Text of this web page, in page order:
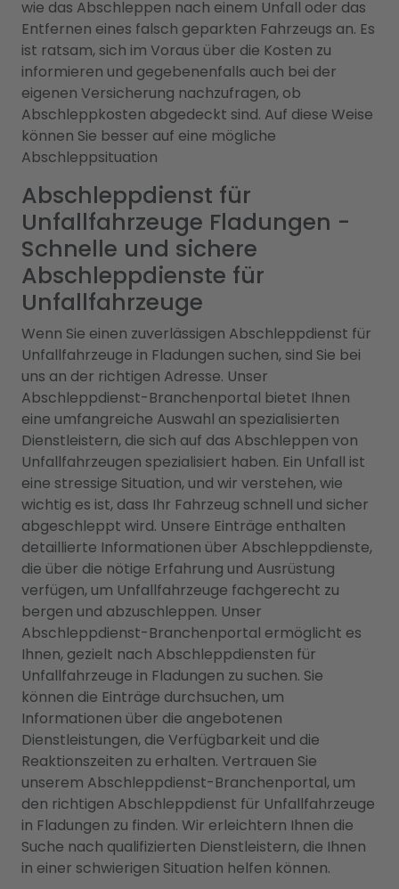
wie das Abschleppen nach einem Unfall oder das
Entfernen eines falsch geparkten Fahrzeugs an. Es
ist ratsam, sich im Voraus über die Kosten zu
informieren und gegebenenfalls auch bei der
eigenen Versicherung nachzufragen, ob
Abschleppkosten abgedeckt sind. Auf diese Weise
können Sie besser auf eine mögliche
Abschleppsituation
Abschleppdienst für
Unfallfahrzeuge Fladungen -
Schnelle und sichere
Abschleppdienste für
Unfallfahrzeuge
Wenn Sie einen zuverlässigen Abschleppdienst für
Unfallfahrzeuge in Fladungen suchen, sind Sie bei
uns an der richtigen Adresse. Unser
Abschleppdienst-Branchenportal bietet Ihnen
eine umfangreiche Auswahl an spezialisierten
Dienstleistern, die sich auf das Abschleppen von
Unfallfahrzeugen spezialisiert haben. Ein Unfall ist
eine stressige Situation, und wir verstehen, wie
wichtig es ist, dass Ihr Fahrzeug schnell und sicher
abgeschleppt wird. Unsere Einträge enthalten
detaillierte Informationen über Abschleppdienste,
die über die nötige Erfahrung und Ausrüstung
verfügen, um Unfallfahrzeuge fachgerecht zu
bergen und abzuschleppen. Unser
Abschleppdienst-Branchenportal ermöglicht es
Ihnen, gezielt nach Abschleppdiensten für
Unfallfahrzeuge in Fladungen zu suchen. Sie
können die Einträge durchsuchen, um
Informationen über die angebotenen
Dienstleistungen, die Verfügbarkeit und die
Reaktionszeiten zu erhalten. Vertrauen Sie
unserem Abschleppdienst-Branchenportal, um
den richtigen Abschleppdienst für Unfallfahrzeuge
in Fladungen zu finden. Wir erleichtern Ihnen die
Suche nach qualifizierten Dienstleistern, die Ihnen
in einer schwierigen Situation helfen können.